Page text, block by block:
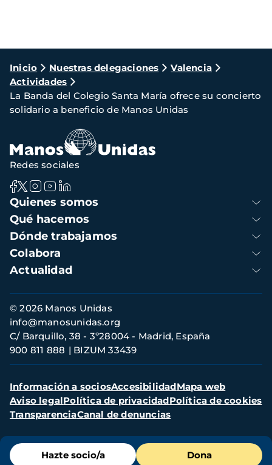
Ruta
de
navegación
Inicio Nuestras delegaciones
Valencia
Actividades
La Banda del Colegio Santa María ofrece su concierto
solidario a beneficio de Manos Unidas
Menú
de
Hazte socio/a Dona
Navegación
principal
Quienes somos
Qué hacemos
Dónde trabajamos
Colabora
Actualidad
Redes sociales
Información
de
contacto
© 2026 Manos Unidas
C/ Barquillo, 38 - 3º28004 - Madrid, España
900 811 888
BIZUM 33439
info@manosunidas.org
Menú
secundario
Información a sociosAccesibilidadMapa web
Aviso legalPolítica de privacidadPolítica de cookies
TransparenciaCanal de denuncias